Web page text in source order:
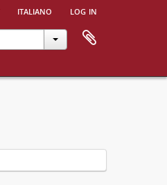
italiano log in